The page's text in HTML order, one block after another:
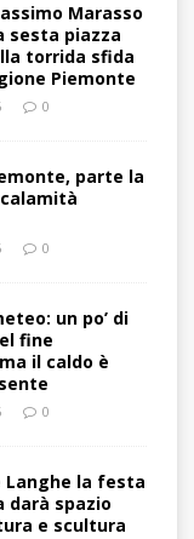
Marasso
sesta piazza
torrida sfida
Piemonte
0
parte la
0
un po’ di
fine
il caldo è
0
Langhe la festa
darà spazio
e scultura